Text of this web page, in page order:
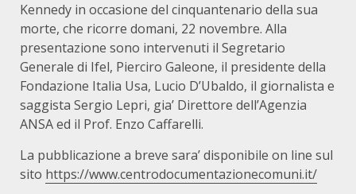
Kennedy in occasione del cinquantenario della sua
morte, che ricorre domani, 22 novembre. Alla
presentazione sono intervenuti il Segretario
Generale di Ifel, Pierciro Galeone, il presidente della
Fondazione Italia Usa, Lucio D’Ubaldo, il giornalista e
saggista Sergio Lepri, gia’ Direttore dell’Agenzia
ANSA ed il Prof. Enzo Caffarelli.
La pubblicazione a breve sara’ disponibile on line sul
sito https://www.centrodocumentazionecomuni.it/